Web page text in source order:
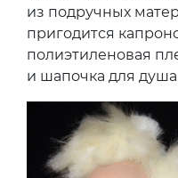
из подручных
пригодится
полиэтиленовая
и шапочка для